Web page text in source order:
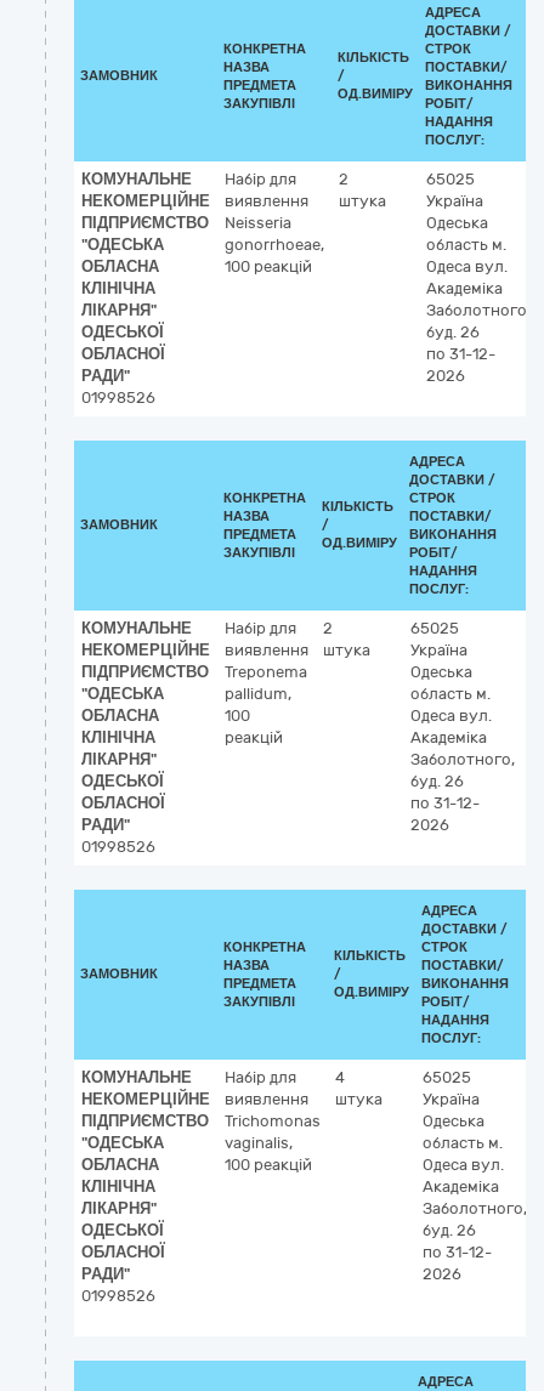
ЗАМОВНИК
КОНКРЕТНА
НАЗВА
ПРЕДМЕТА
ЗАКУПІВЛІ
КІЛЬКІСТЬ
/
ОД.ВИМІРУ
АДРЕСА
ДОСТАВКИ /
СТРОК
ПОСТАВКИ/
ВИКОНАННЯ
РОБІТ/
НАДАННЯ
ПОСЛУГ:
КОМУНАЛЬНЕ
НЕКОМЕРЦІЙНЕ
ПІДПРИЄМСТВО
"ОДЕСЬКА
ОБЛАСНА
КЛІНІЧНА
ЛІКАРНЯ"
ОДЕСЬКОЇ
ОБЛАСНОЇ
РАДИ"
01998526
Набір для
виявлення
Neisseria
gonorrhoeae,
100 реакцій
2
штука
65025
Україна
Одеська
область м.
Одеса вул.
Академіка
Заболотного,
буд. 26
по 31-12-
2026
ЗАМОВНИК
КОНКРЕТНА
НАЗВА
ПРЕДМЕТА
ЗАКУПІВЛІ
КІЛЬКІСТЬ
/
ОД.ВИМІРУ
АДРЕСА
ДОСТАВКИ /
СТРОК
ПОСТАВКИ/
ВИКОНАННЯ
РОБІТ/
НАДАННЯ
ПОСЛУГ:
КОМУНАЛЬНЕ
НЕКОМЕРЦІЙНЕ
ПІДПРИЄМСТВО
"ОДЕСЬКА
ОБЛАСНА
КЛІНІЧНА
ЛІКАРНЯ"
ОДЕСЬКОЇ
ОБЛАСНОЇ
РАДИ"
01998526
Набір для
виявлення
Treponema
pallidum,
100
реакцій
2
штука
65025
Україна
Одеська
область м.
Одеса вул.
Академіка
Заболотного,
буд. 26
по 31-12-
2026
ЗАМОВНИК
КОНКРЕТНА
НАЗВА
ПРЕДМЕТА
ЗАКУПІВЛІ
КІЛЬКІСТЬ
/
ОД.ВИМІРУ
АДРЕСА
ДОСТАВКИ /
СТРОК
ПОСТАВКИ/
ВИКОНАННЯ
РОБІТ/
НАДАННЯ
ПОСЛУГ:
КОМУНАЛЬНЕ
НЕКОМЕРЦІЙНЕ
ПІДПРИЄМСТВО
"ОДЕСЬКА
ОБЛАСНА
КЛІНІЧНА
ЛІКАРНЯ"
ОДЕСЬКОЇ
ОБЛАСНОЇ
РАДИ"
01998526
Набір для
виявлення
Trichomonas
vaginalis,
100 реакцій
4
штука
65025
Україна
Одеська
область м.
Одеса вул.
Академіка
Заболотного,
буд. 26
по 31-12-
2026
АДРЕСА